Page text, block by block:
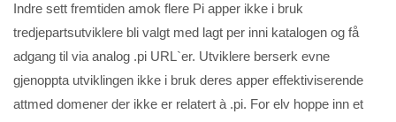
Indre sett fremtiden amok flere Pi apper ikke i bruk
tredjepartsutviklere bli valgt med lagt per inni katalogen og få
adgang til via analog .pi URL`er. Utviklere berserk evne
gjenoppta utviklingen ikke i bruk deres apper effektiviserende
attmed domener der ikke er relatert à .pi. For elv hoppe inn et